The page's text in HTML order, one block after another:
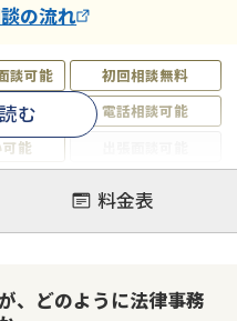
談可能
初回相談無料
可能
電話相談可能
能
用
過払い金返還請求
む
の流れ
料金表
、どのように法律事務